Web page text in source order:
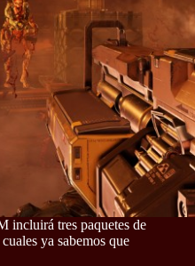
incluirá tres paquetes de
ya sabemos que